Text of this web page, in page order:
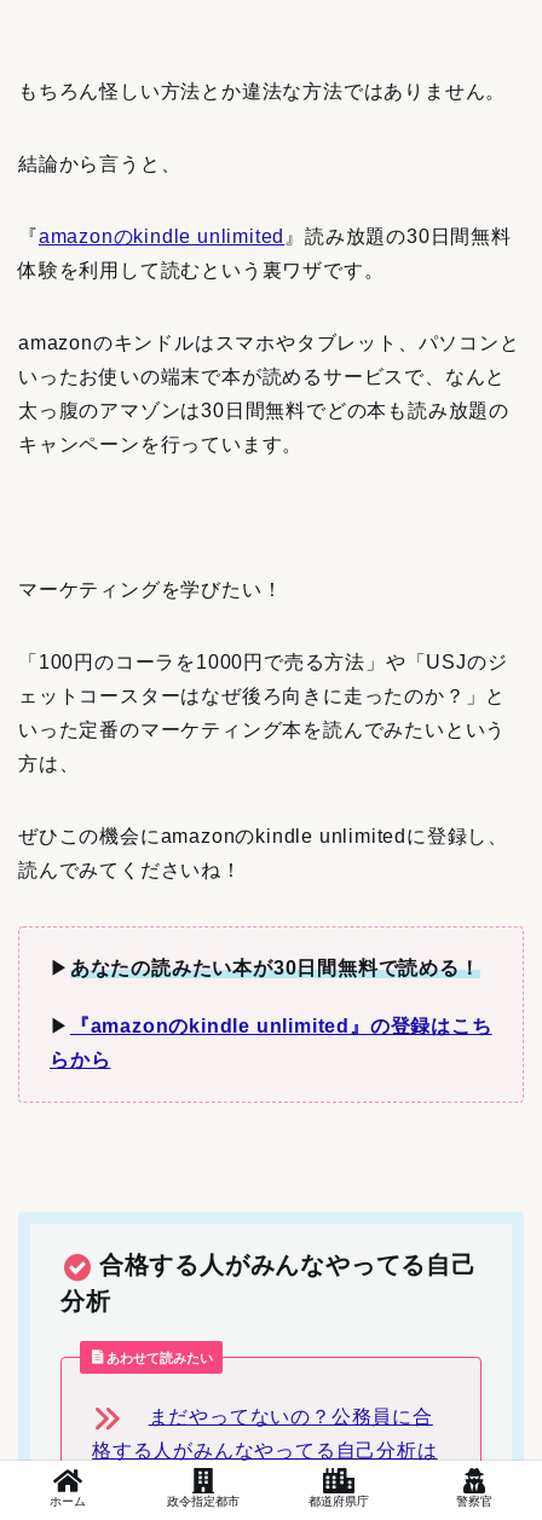
もちろん怪しい方法とか違法な方法ではありません。
結論から言うと、
『amazonのkindle unlimited 』読み放題の30日間無料
体験を利用して読むという裏ワザです。
amazonのキンドルはスマホやタブレット、パソコンと
いったお使いの端末で本が読めるサービスで、なんと
太っ腹のアマゾンは30日間無料でどの本も読み放題の
キャンペーンを行っています。
マーケティングを学びたい！
「100円のコーラを1000円で売る方法」や「USJのジ
ェットコースターはなぜ後ろ向きに走ったのか？」と
いった定番のマーケティング本を読んでみたいという
方は、
ぜひこの機会にamazonのkindle unlimitedに登録し、
読んでみてくださいね！
▶︎ あなたの読みたい本が30日間無料で読める！
▶︎
『amazonのkindle unlimited』の登録はこち
らから
合格する人がみんなやってる自己
分析
あわせて読みたい
まだやってないの？公務員に合
格する人がみんなやってる自己分析は
ホーム 政令指定都市 都道府県庁 警察官